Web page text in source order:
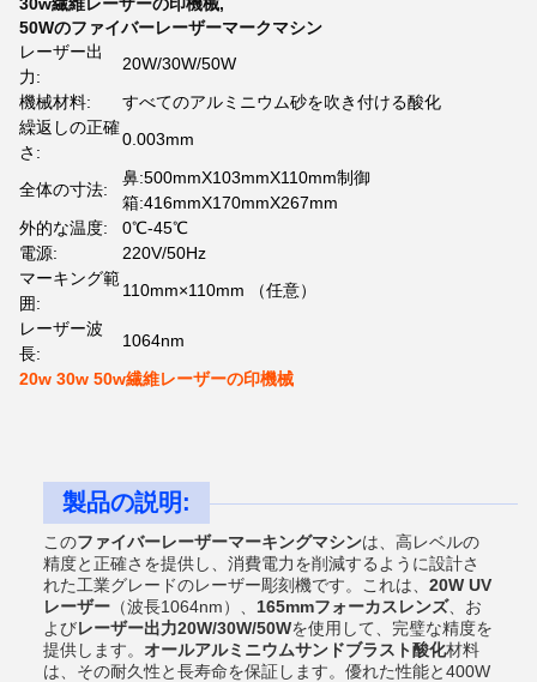
50Wのファイバーレーザーマークマシン
レーザー出
力:
20W/30W/50W
機械材料:
すべてのアルミニウム砂を吹き付ける酸化
繰返しの正確
さ:
0.003mm
全体の寸法:
鼻:500mmX103mmX110mm制御
箱:416mmX170mmX267mm
外的な温度:
0℃-45℃
電源:
220V/50Hz
マーキング範
囲:
110mm×110mm （任意）
レーザー波
長:
1064nm
20w 30w 50w繊維レーザーの印機械
製品の説明:
このファイバーレーザーマーキングマシンは、高レベルの
精度と正確さを提供し、消費電力を削減するように設計さ
れた工業グレードのレーザー彫刻機です。これは、 20W UV
レーザー （波長1064nm）、 165mmフォーカスレンズ、お
よびレーザー出力20W/30W/50Wを使用して、完璧な精度を
提供します。 オールアルミニウムサンドブラスト酸化材料
は、その耐久性と長寿命を保証します。優れた性能と400W